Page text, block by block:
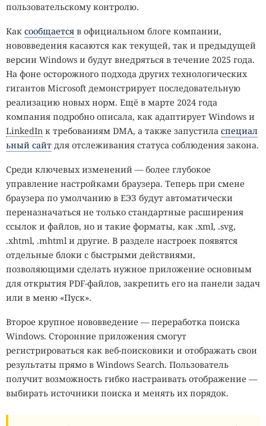
пользовательскому контролю.
Как сообщается в официальном блоге компании,
нововведения касаются как текущей, так и предыдущей
версии Windows и будут внедряться в течение 2025 года.
На фоне осторожного подхода других технологических
гигантов Microsoft демонстрирует последовательную
реализацию новых норм. Ещё в марте 2024 года
компания подробно описала, как адаптирует Windows и
LinkedIn к требованиям DMA, а также запустила специал
ьный сайт для отслеживания статуса соблюдения закона.
Среди ключевых изменений — более глубокое
управление настройками браузера. Теперь при смене
браузера по умолчанию в ЕЭЗ будут автоматически
переназначаться не только стандартные расширения
ссылок и файлов, но и такие форматы, как .xml, .svg,
.xhtml, .mhtml и другие. В разделе настроек появятся
отдельные блоки с быстрыми действиями,
позволяющими сделать нужное приложение основным
для открытия PDF-файлов, закрепить его на панели задач
или в меню «Пуск».
Второе крупное нововведение — переработка поиска
Windows. Сторонние приложения смогут
регистрироваться как веб-поисковики и отображать свои
результаты прямо в Windows Search. Пользователь
получит возможность гибко настраивать отображение —
выбирать источники поиска и менять их порядок.